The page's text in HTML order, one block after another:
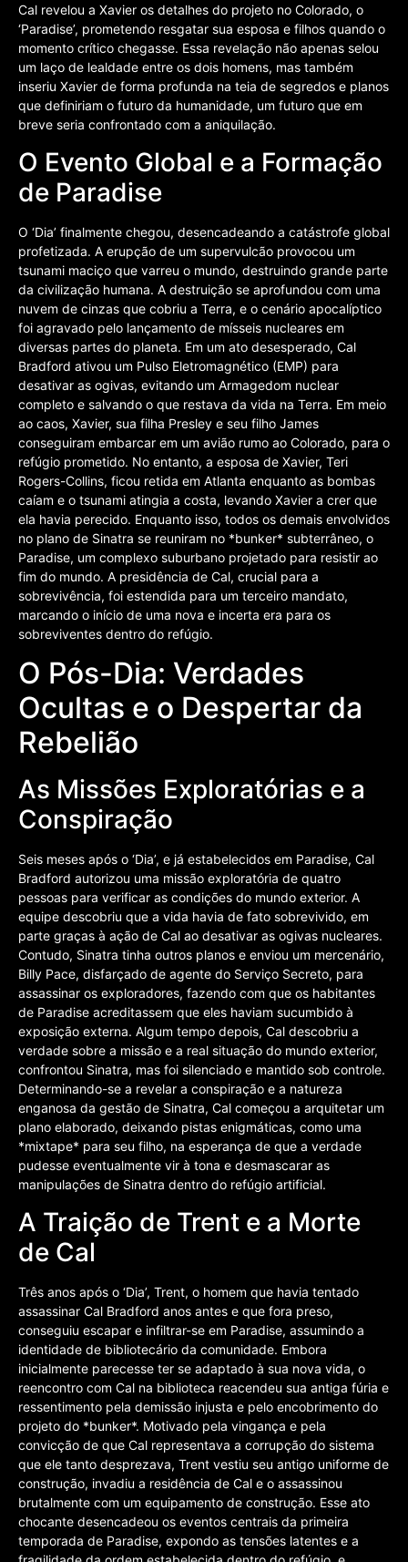
Cal revelou a Xavier os detalhes do projeto no Colorado, o
‘Paradise’, prometendo resgatar sua esposa e filhos quando o
momento crítico chegasse. Essa revelação não apenas selou
um laço de lealdade entre os dois homens, mas também
inseriu Xavier de forma profunda na teia de segredos e planos
que definiriam o futuro da humanidade, um futuro que em
breve seria confrontado com a aniquilação.
O Evento Global e a Formação
de Paradise
O ‘Dia’ finalmente chegou, desencadeando a catástrofe global
profetizada. A erupção de um supervulcão provocou um
tsunami maciço que varreu o mundo, destruindo grande parte
da civilização humana. A destruição se aprofundou com uma
nuvem de cinzas que cobriu a Terra, e o cenário apocalíptico
foi agravado pelo lançamento de mísseis nucleares em
diversas partes do planeta. Em um ato desesperado, Cal
Bradford ativou um Pulso Eletromagnético (EMP) para
desativar as ogivas, evitando um Armagedom nuclear
completo e salvando o que restava da vida na Terra. Em meio
ao caos, Xavier, sua filha Presley e seu filho James
conseguiram embarcar em um avião rumo ao Colorado, para o
refúgio prometido. No entanto, a esposa de Xavier, Teri
Rogers-Collins, ficou retida em Atlanta enquanto as bombas
caíam e o tsunami atingia a costa, levando Xavier a crer que
ela havia perecido. Enquanto isso, todos os demais envolvidos
no plano de Sinatra se reuniram no *bunker* subterrâneo, o
Paradise, um complexo suburbano projetado para resistir ao
fim do mundo. A presidência de Cal, crucial para a
sobrevivência, foi estendida para um terceiro mandato,
marcando o início de uma nova e incerta era para os
sobreviventes dentro do refúgio.
O Pós-Dia: Verdades
Ocultas e o Despertar da
Rebelião
As Missões Exploratórias e a
Conspiração
Seis meses após o ‘Dia’, e já estabelecidos em Paradise, Cal
Bradford autorizou uma missão exploratória de quatro
pessoas para verificar as condições do mundo exterior. A
equipe descobriu que a vida havia de fato sobrevivido, em
parte graças à ação de Cal ao desativar as ogivas nucleares.
Contudo, Sinatra tinha outros planos e enviou um mercenário,
Billy Pace, disfarçado de agente do Serviço Secreto, para
assassinar os exploradores, fazendo com que os habitantes
de Paradise acreditassem que eles haviam sucumbido à
exposição externa. Algum tempo depois, Cal descobriu a
verdade sobre a missão e a real situação do mundo exterior,
confrontou Sinatra, mas foi silenciado e mantido sob controle.
Determinando-se a revelar a conspiração e a natureza
enganosa da gestão de Sinatra, Cal começou a arquitetar um
plano elaborado, deixando pistas enigmáticas, como uma
*mixtape* para seu filho, na esperança de que a verdade
pudesse eventualmente vir à tona e desmascarar as
manipulações de Sinatra dentro do refúgio artificial.
A Traição de Trent e a Morte
de Cal
Três anos após o ‘Dia’, Trent, o homem que havia tentado
assassinar Cal Bradford anos antes e que fora preso,
conseguiu escapar e infiltrar-se em Paradise, assumindo a
identidade de bibliotecário da comunidade. Embora
inicialmente parecesse ter se adaptado à sua nova vida, o
reencontro com Cal na biblioteca reacendeu sua antiga fúria e
ressentimento pela demissão injusta e pelo encobrimento do
projeto do *bunker*. Motivado pela vingança e pela
convicção de que Cal representava a corrupção do sistema
que ele tanto desprezava, Trent vestiu seu antigo uniforme de
construção, invadiu a residência de Cal e o assassinou
brutalmente com um equipamento de construção. Esse ato
chocante desencadeou os eventos centrais da primeira
temporada de Paradise, expondo as tensões latentes e a